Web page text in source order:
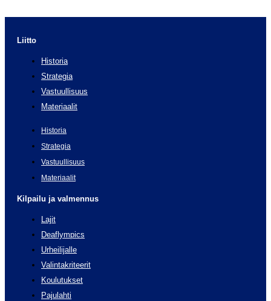
Liitto
Historia
Strategia
Vastuullisuus
Materiaalit
Historia
Strategia
Vastuullisuus
Materiaalit
Kilpailu ja valmennus
Lajit
Deaflympics
Urheilijalle
Valintakriteerit
Koulutukset
Pajulahti